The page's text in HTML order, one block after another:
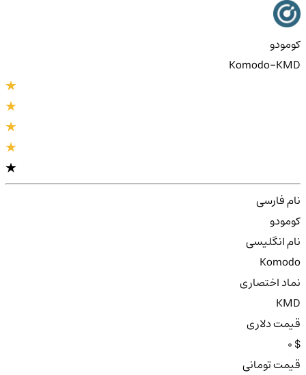
کومودو
Komodo-KMD
نام فارسی
کومودو
نام انگلیسی
Komodo
نماد اختصاری
KMD
قیمت دلاری
0 $
قیمت تومانی